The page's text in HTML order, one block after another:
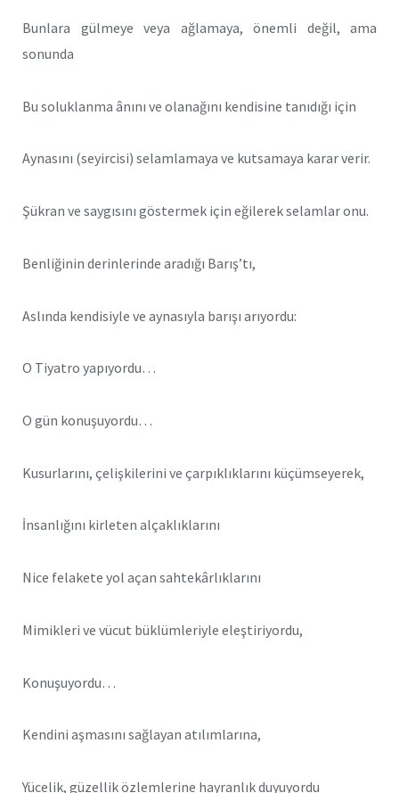
Bunlara gülmeye veya ağlamaya, önemli değil, ama
sonunda
Bu soluklanma ânını ve olanağını kendisine tanıdığı için
Aynasını (seyircisi) selamlamaya ve kutsamaya karar verir.
Şükran ve saygısını göstermek için eğilerek selamlar onu.
Benliğinin derinlerinde aradığı Barış’tı,
Aslında kendisiyle ve aynasıyla barışı arıyordu:
O Tiyatro yapıyordu…
O gün konuşuyordu…
Kusurlarını, çelişkilerini ve çarpıklıklarını küçümseyerek,
İnsanlığını kirleten alçaklıklarını
Nice felakete yol açan sahtekârlıklarını
Mimikleri ve vücut büklümleriyle eleştiriyordu,
Konuşuyordu…
Kendini aşmasını sağlayan atılımlarına,
Yücelik, güzellik özlemlerine hayranlık duyuyordu